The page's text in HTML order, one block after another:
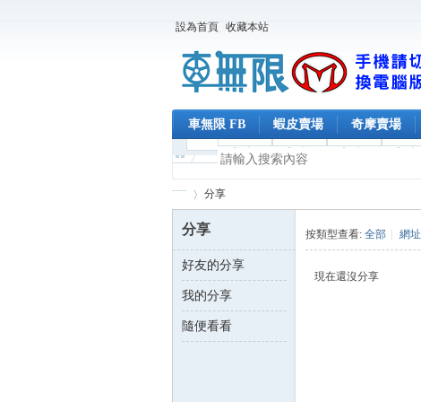
設為首頁 收藏本站
車無限 FB 蝦皮賣場 奇摩賣場
車 ›
分享
分享
好友的分享
我的分享
隨便看看
按類型查看: 全部 網址
現在還沒分享